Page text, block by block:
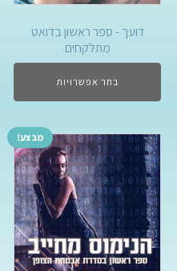
דועך - ספר ראשון בדואט
מתלקחים
בחר אפשרויות
מבצע!